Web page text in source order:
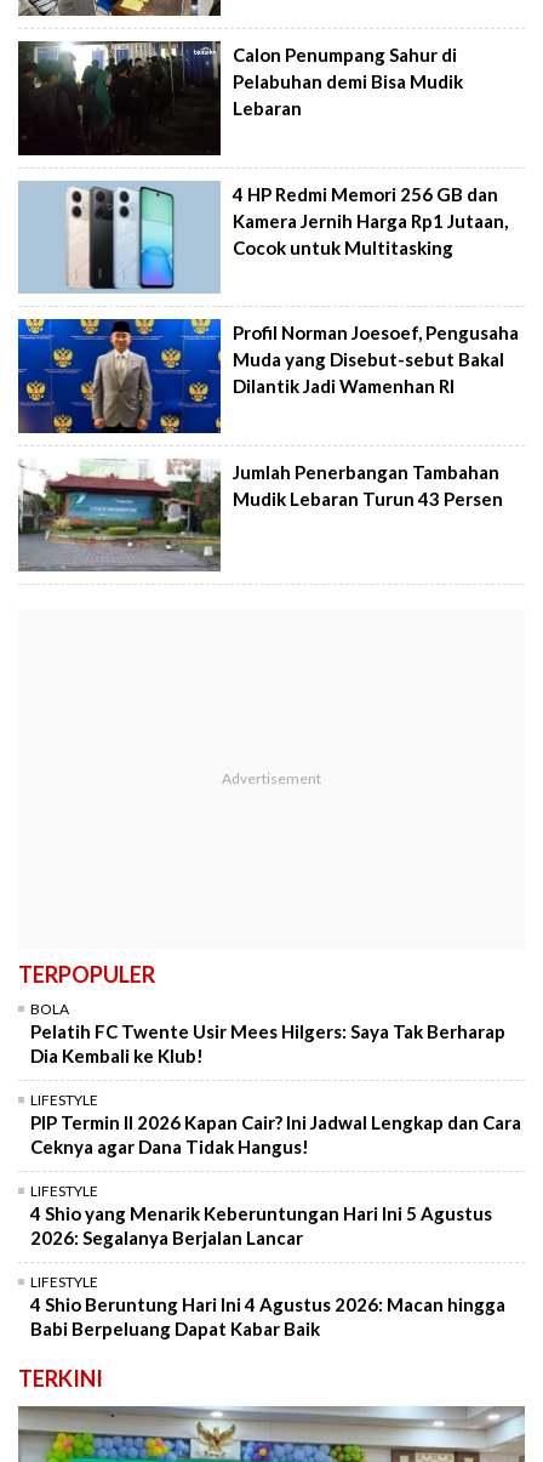
Calon Penumpang Sahur di
Pelabuhan demi Bisa Mudik
Lebaran
4 HP Redmi Memori 256 GB dan
Kamera Jernih Harga Rp1 Jutaan,
Cocok untuk Multitasking
Profil Norman Joesoef, Pengusaha
Muda yang Disebut-sebut Bakal
Dilantik Jadi Wamenhan RI
Jumlah Penerbangan Tambahan
Mudik Lebaran Turun 43 Persen
TERPOPULER
BOLA
Pelatih FC Twente Usir Mees Hilgers: Saya Tak Berharap
Dia Kembali ke Klub!
LIFESTYLE
PIP Termin II 2026 Kapan Cair? Ini Jadwal Lengkap dan Cara
Ceknya agar Dana Tidak Hangus!
LIFESTYLE
4 Shio yang Menarik Keberuntungan Hari Ini 5 Agustus
2026: Segalanya Berjalan Lancar
LIFESTYLE
4 Shio Beruntung Hari Ini 4 Agustus 2026: Macan hingga
Babi Berpeluang Dapat Kabar Baik
TERKINI